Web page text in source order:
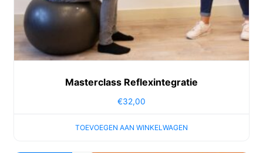
Masterclass Reflexintegratie
€32,00
TOEVOEGEN AAN WINKELWAGEN